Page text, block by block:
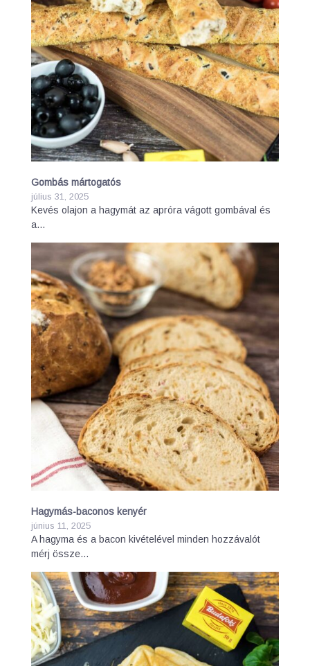
Gombás mártogatós
július 31, 2025
Kevés olajon a hagymát az apróra vágott gombával és
a…
Hagymás-baconos kenyér
június 11, 2025
A hagyma és a bacon kivételével minden hozzávalót
mérj össze…